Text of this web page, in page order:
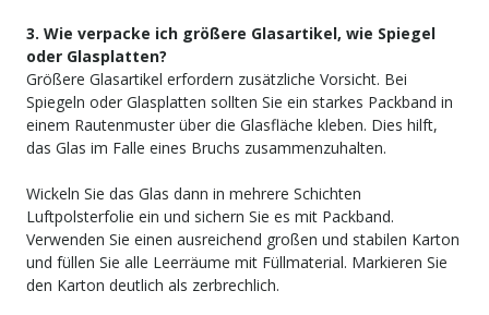
3. Wie verpacke ich größere Glasartikel, wie Spiegel
oder Glasplatten?
Größere Glasartikel erfordern zusätzliche Vorsicht. Bei
Spiegeln oder Glasplatten sollten Sie ein starkes Packband in
einem Rautenmuster über die Glasfläche kleben. Dies hilft,
das Glas im Falle eines Bruchs zusammenzuhalten.
Wickeln Sie das Glas dann in mehrere Schichten
Luftpolsterfolie ein und sichern Sie es mit Packband.
Verwenden Sie einen ausreichend großen und stabilen Karton
und füllen Sie alle Leerräume mit Füllmaterial. Markieren Sie
den Karton deutlich als zerbrechlich.